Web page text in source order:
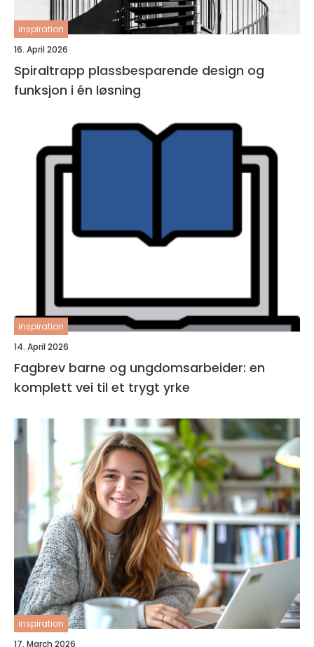
inspiration
16. April 2026
Spiraltrapp plassbesparende design og
funksjon i én løsning
inspiration
14. April 2026
Fagbrev barne og ungdomsarbeider: en
komplett vei til et trygt yrke
inspiration
17. March 2026